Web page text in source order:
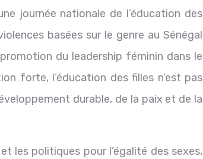
journée nationale de l’éducation des
basées sur le genre au Sénégal
du leadership féminin dans le
forte, l’éducation des filles n’est pas
durable, de la paix et de la
les politiques pour l’égalité des sexes,